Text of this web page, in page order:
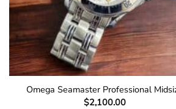
Omega Seamaster Professional
$2,100.00